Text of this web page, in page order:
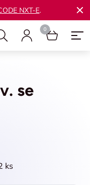
NXT-E.
se
ks